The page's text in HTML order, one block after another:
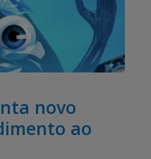
novo
ao